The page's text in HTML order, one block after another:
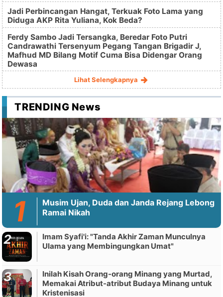
Jadi Perbincangan Hangat, Terkuak Foto Lama yang
Diduga AKP Rita Yuliana, Kok Beda?
Ferdy Sambo Jadi Tersangka, Beredar Foto Putri
Candrawathi Tersenyum Pegang Tangan Brigadir J,
Mafhud MD Bilang Motif Cuma Bisa Didengar Orang
Dewasa
Lihat Selengkapnya
TRENDING News
Musim Ujan, Duda dan Janda Rejang Lebong
Ramai Nikah
Imam Syafi'i: "Tanda Akhir Zaman Munculnya
Ulama yang Membingungkan Umat"
Inilah Kisah Orang-orang Minang yang Murtad,
Memakai Atribut-atribut Budaya Minang untuk
Kristenisasi